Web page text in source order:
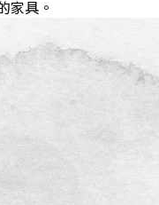
家具。